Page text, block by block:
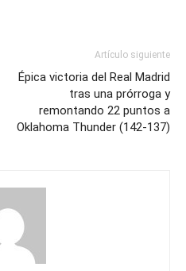
Artículo siguiente
Épica victoria del Real Madrid
tras una prórroga y
remontando 22 puntos a
Oklahoma Thunder (142-137)